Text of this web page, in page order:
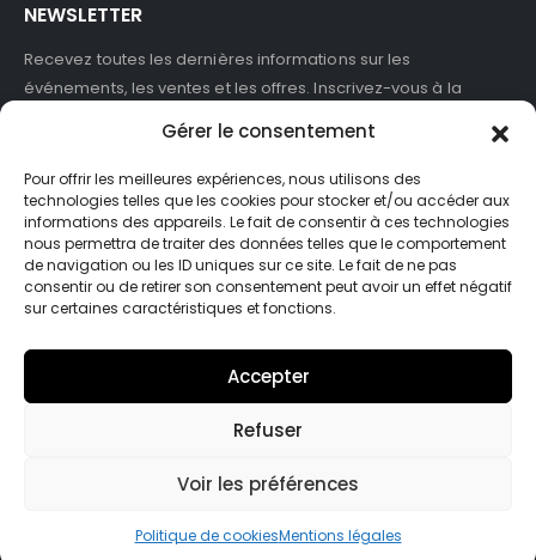
Gérer le consentement
Pour offrir les meilleures expériences, nous utilisons des
technologies telles que les cookies pour stocker et/ou accéder aux
informations des appareils. Le fait de consentir à ces technologies
nous permettra de traiter des données telles que le comportement
de navigation ou les ID uniques sur ce site. Le fait de ne pas
consentir ou de retirer son consentement peut avoir un effet négatif
sur certaines caractéristiques et fonctions.
Accepter
Refuser
Voir les préférences
Politique de cookiesMentions légales
NEWSLETTER
Recevez toutes les dernières informations sur les
événements, les ventes et les offres. Inscrivez-vous à la
J'accepte de recevoir des newsletters et des informations
marketing de ASB France.